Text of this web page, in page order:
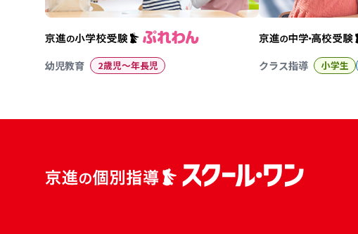
幼児教育 2歳児〜年長児 クラス指導 小学生